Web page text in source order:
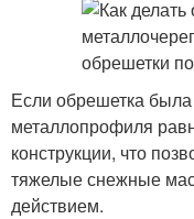
Если обрешетка
металлопрофиля
конструкции, что
тяжелые снежные
действием.